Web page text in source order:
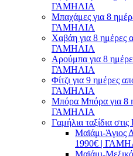
ΓΑΜΗΛΙΑ
Μπαχάμες για 8
ΓΑΜΗΛΙΑ
Χαβάη για 8
ΓΑΜΗΛΙΑ
Αρούμπα για 8
ΓΑΜΗΛΙΑ
Φίτζι για 9 ημέρες
ΓΑΜΗΛΙΑ
Μπόρα Μπόρα για 8
ΓΑΜΗΛΙΑ
Γαμήλια ταξίδια
Μαϊάμι-Άγιος
1990€ |
Μαϊάμι-